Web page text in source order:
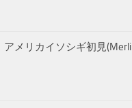
アメリカイソシギ初見